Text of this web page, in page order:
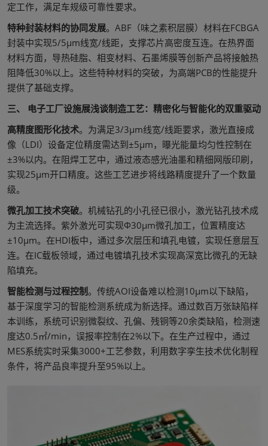
定工作，满足车规级可靠性要求。
特种封装材料的协同发展。ABF（味之素积层膜）材料在FCBGA
封装中实现5/5μm线宽/线距，支撑芯片高密度互连。在热界面
材料方面，导热硅脂、相变材料、石墨烯膜等创新产品将接触热
阻降低30%以上。这些特种材料的突破，为高端PCB的性能提升
提供了基础支撑。
三、 电子工厂设施展浅谈制造工艺：精密化与智能化的双重驱动
高精度图形化技术。为满足3/3μm线宽/线距要求，激光直接成
像（LDI）设备定位精度需达到±5μm，曝光能量均匀性控制在
±3%以内。在阻焊工艺中，通过液态感光油墨和精细网版印刷，
实现25μm开口精度。这些工艺进步将线路精度提升了一个数量
级。
微孔加工技术突破。机械钻孔的小孔径已很小，激光钻孔技术成
为主流选择。紫外激光可实现Φ30μm微孔加工，位置精度达
±10μm。在HDI板中，通过多次层压和填孔电镀，实现任意层互
连。在IC载板领域，通过电镀填孔技术实现高深宽比微孔的无缺
陷填充。
智能检测与过程控制。传统AOI设备难以检测10μm以下缺陷，
基于深度学习的智能检测系统成为新选择。通过数百万张缺陷样
本训练，系统可识别微裂纹、孔偏、残铜等20余类缺陷，检测速
度达0.5㎡/min，误报率控制在2%以下。在生产过程中，通过
MES系统实时采集3000+工艺参数，利用数字孪生技术优化制程
条件，将产品良率提升至95%以上。